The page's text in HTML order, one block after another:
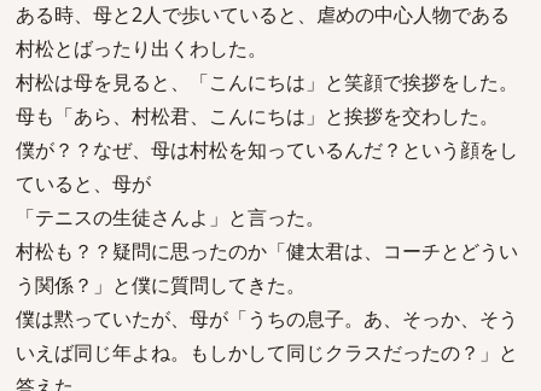
ある時、母と2人で歩いていると、虐めの中心人物である
村松とばったり出くわした。
村松は母を見ると、「こんにちは」と笑顔で挨拶をした。
母も「あら、村松君、こんにちは」と挨拶を交わした。
僕が？？なぜ、母は村松を知っているんだ？という顔をし
ていると、母が
「テニスの生徒さんよ」と言った。
村松も？？疑問に思ったのか「健太君は、コーチとどうい
う関係？」と僕に質問してきた。
僕は黙っていたが、母が「うちの息子。あ、そっか、そう
いえば同じ年よね。もしかして同じクラスだったの？」と